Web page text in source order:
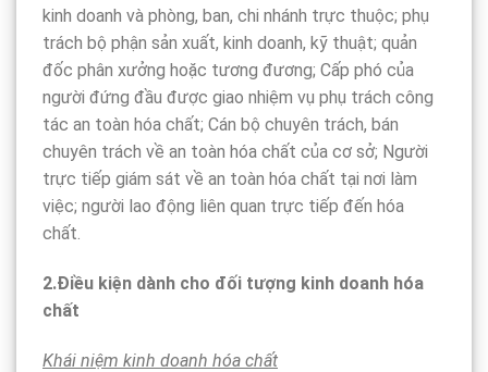
kinh doanh và phòng, ban, chi nhánh trực thuộc; phụ
trách bộ phận sản xuất, kinh doanh, kỹ thuật; quản
đốc phân xưởng hoặc tương đương; Cấp phó của
người đứng đầu được giao nhiệm vụ phụ trách công
tác an toàn hóa chất; Cán bộ chuyên trách, bán
chuyên trách về an toàn hóa chất của cơ sở; Người
trực tiếp giám sát về an toàn hóa chất tại nơi làm
việc; người lao động liên quan trực tiếp đến hóa
chất.
2.Điều kiện dành cho đối tượng kinh doanh hóa
chất
Khái niệm kinh doanh hóa chất